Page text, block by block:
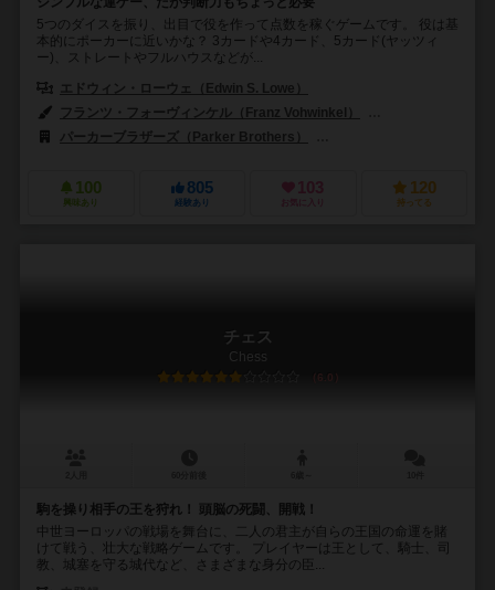
5つのダイスを振り、出目で役を作って点数を稼ぐゲームです。 役は基
本的にポーカーに近いかな？ 3カードや4カード、5カード(ヤッツィ
ー)、ストレートやフルハウスなどが...
エドウィン・ローウェ（Edwin S. Lowe）
フランツ・フォーヴィンケル（Franz Vohwinkel）
パーカーブラザーズ（Parker Brothers）
100
興味あり
805
経験あり
103
お気に入り
120
持ってる
チェス
Chess
6.0
駒を操り相手の王を狩れ！ 頭脳の死闘、開戦！
中世ヨーロッパの戦場を舞台に、二人の君主が自らの王国の命運を賭
けて戦う、壮大な戦略ゲームです。 プレイヤーは王として、騎士、司
教、城塞を守る城代など、さまざまな身分の臣...